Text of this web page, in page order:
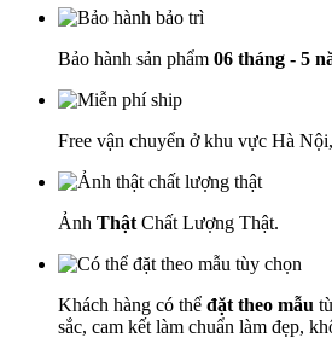
Bảo hành sản phẩm 06 tháng - 5
Free vận chuyển ở khu vực Hà
Ảnh Thật Chất Lượng Thật.
Khách hàng có thể đặt theo mẫu
sắc, cam kết làm chuẩn làm đẹp,